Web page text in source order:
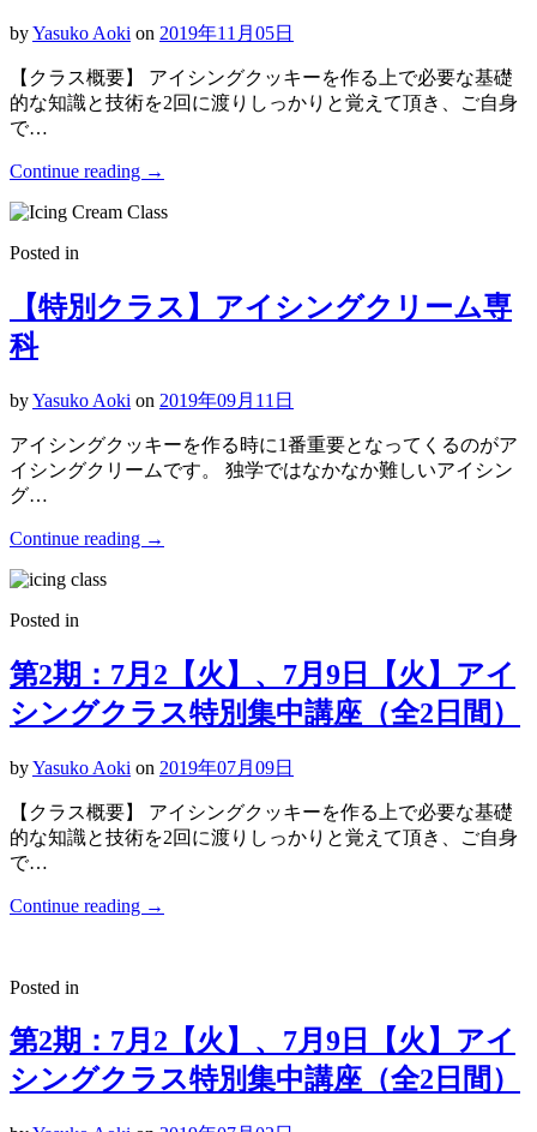
byYasuko Aoki on 2019年11月05日
【クラス概要】 アイシングクッキーを作る上で必要な基礎
的な知識と技術を2回に渡りしっかりと覚えて頂き、ご自身
で…
Continue reading →
Posted in
【特別クラス】アイシングクリーム専
科
byYasuko Aoki on 2019年09月11日
アイシングクッキーを作る時に1番重要となってくるのがア
イシングクリームです。 独学ではなかなか難しいアイシン
グ…
Continue reading →
Posted in
第2期：7月2【火】、7月9日【火】アイ
シングクラス特別集中講座（全2日間）
byYasuko Aoki on 2019年07月09日
【クラス概要】 アイシングクッキーを作る上で必要な基礎
的な知識と技術を2回に渡りしっかりと覚えて頂き、ご自身
で…
Continue reading →
Posted in
第2期：7月2【火】、7月9日【火】アイ
シングクラス特別集中講座（全2日間）